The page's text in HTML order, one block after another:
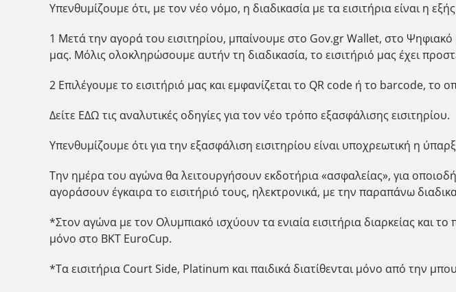
Υπενθυμίζουμε ότι, με τον νέο νόμο, η διαδικασία με τα εισιτήρια είναι η
1 Μετά την αγορά του εισιτηρίου, μπαίνουμε στο Gov.gr Wallet, στο
μας. Μόλις ολοκληρώσουμε αυτήν τη διαδικασία, το εισιτήριό μας έχει
2 Επιλέγουμε το εισιτήριό μας και εμφανίζεται το QR code ή το barcode, το
Δείτε ΕΔΩ τις αναλυτικές οδηγίες για τον νέο τρόπο εξασφάλισης εισιτηρίου.
Υπενθυμίζουμε ότι για την εξασφάλιση εισιτηρίου είναι υποχρεωτική η
Την ημέρα του αγώνα θα λειτουργήσουν εκδοτήρια «ασφαλείας», για
αγοράσουν έγκαιρα το εισιτήριό τους, ηλεκτρονικά, με την παραπάνω
*Στον αγώνα με τον Ολυμπιακό ισχύουν τα ενιαία εισιτήρια διαρκείας και
μόνο στο BKT EuroCup.
*Τα εισιτήρια Court Side, Platinum και παιδικά διατίθενται μόνο από την